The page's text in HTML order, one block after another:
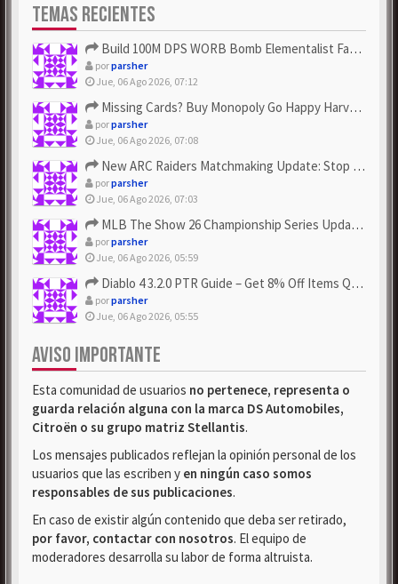
TEMAS RECIENTES
Build 100M DPS WORB Bomb Elementalist Fast - Grab POE Curren...
porparsher
Jue, 06 Ago 2026, 07:12
Missing Cards? Buy Monopoly Go Happy Harvest with Looney Tun...
porparsher
Jue, 06 Ago 2026, 07:08
New ARC Raiders Matchmaking Update: Stop Failed - Grab Bluep...
porparsher
Jue, 06 Ago 2026, 07:03
MLB The Show 26 Championship Series Update! Get Cheap & ...
porparsher
Jue, 06 Ago 2026, 05:59
Diablo 4 3.2.0 PTR Guide – Get 8% Off Items Quickly to Test ...
porparsher
Jue, 06 Ago 2026, 05:55
AVISO IMPORTANTE
Esta comunidad de usuarios no pertenece, representa o
guarda relación alguna con la marca DS Automobiles,
Citroën o su grupo matriz Stellantis.
Los mensajes publicados reflejan la opinión personal de los
usuarios que las escriben y en ningún caso somos
responsables de sus publicaciones.
En caso de existir algún contenido que deba ser retirado,
por favor, contactar con nosotros. El equipo de
moderadores desarrolla su labor de forma altruista.